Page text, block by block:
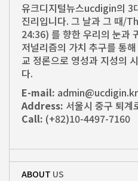
유크디지털뉴스ucdigin의 3
진리입니다. 그 날과 그 때
24:36) 를 향한 우리의 눈과
저널리즘의 가치 추구를 통
교 정론으로 영성과 지성의
다.
E-mail: admin@ucdigin.kr
Address: 서울시 중구 퇴계
Call: (+82)10-4497-7160
ABOUT US